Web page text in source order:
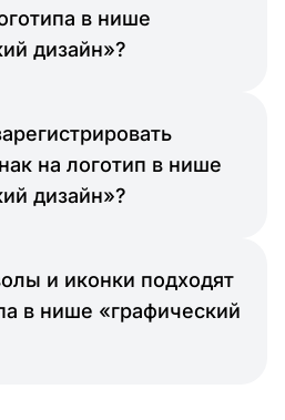
в нише
дизайн»?
на логотип в нише
дизайн»?
и иконки подходят
в нише «графический